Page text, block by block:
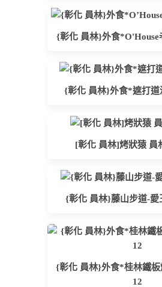
{彰化 員林}外食*O'House
{彰化 員林}外食*遮打道
[彰化 員林]烤狀猿 員
{彰化 員林}藤山步道-愛
{彰化 員林}外食*桂林鐵板
12